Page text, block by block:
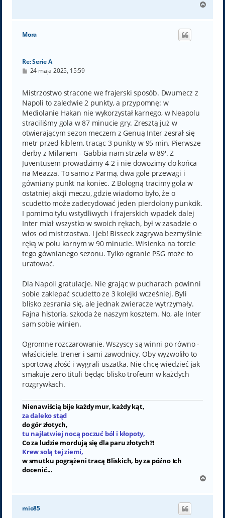
g
Mora
Re: Serie A
P
t
24 maja 2025, 15:59
Mistrzostwo stracone we frajerski sposób. Dwumecz z
Napoli to zaledwie 2 punkty, a przypomnę: w
Mediolanie Hakan nie wykorzystał karnego, w Neapolu
straciliśmy gola w 87 minucie gry. Zresztą już w
otwierającym sezon meczem z Genuą Inter zesrał się
metr przed kiblem, tracąc 3 punkty w 95 min. Pierwsze
derby z Milanem - Gabbia nam strzela w 89'. Z
Juventusem prowadzimy 4-2 i nie dowozimy do końca
na Meazza. To samo z Parmą, dwa gole przewagi i
gówniany punkt na koniec. Z Bologną tracimy gola w
ostatniej akcji meczu, gdzie wiadomo było, że o
scudetto może zadecydować jeden pierdolony punkcik.
I pomimo tylu wstydliwych i frajerskich wpadek dalej
Inter miał wszystko w swoich rękach, był w zasadzie o
włos od mistrzostwa. I jeb! Bisseck zagrywa bezmyślnie
ręką w polu karnym w 90 minucie. Wisienka na torcie
tego gównianego sezonu. Tylko ogranie PSG może to
uratować.
Dla Napoli gratulacje. Nie grając w pucharach powinni
sobie zaklepać scudetto ze 3 kolejki wcześniej. Byli
blisko zesrania się, ale jednak zwieracze wytrzymały.
Fajna historia, szkoda że naszym kosztem. No, ale Inter
sam sobie winien.
Ogromne rozczarowanie. Wszyscy są winni po równo -
właściciele, trener i sami zawodnicy. Oby wyzwoliło to
sportową złość i wygrali uszatka. Nie chcę wiedzieć jak
smakuje zero tituli będąc blisko trofeum w każdych
rozgrywkach.
Nienawiścią bije każdy mur, każdy kąt,
za daleko stąd
do gór złotych,
tu najłatwiej nocą poczuć ból i kłopoty,
Co za ludzie mordują się dla paru złotych?!
Krew solą tej ziemi,
w smutku pogrążeni tracą Bliskich, by za późno Ich
docenić...
g
mio85